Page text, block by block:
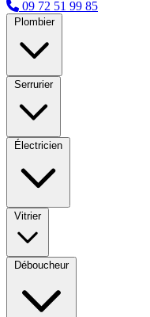
09 72 51 99 85
Plombier
Serrurier
Électricien
Vitrier
Déboucheur